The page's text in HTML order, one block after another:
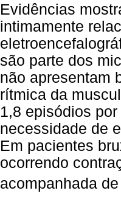
Evidências
intimamente
são parte dos
não apresentam
rítmica da
1,8 episódios
necessidade de
Em pacientes
ocorrendo
acompanhada